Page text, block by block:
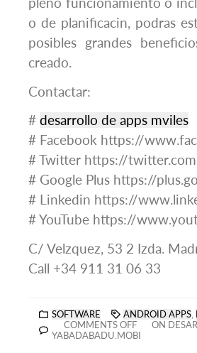
o de planificacin, podras
posibles grandes
creado.
Contactar:
# desarrollo de apps mviles
# Facebook https://
# Twitter https://
# Google Plus https://
# Linkedin https://
# YouTube https://
C/ Velzquez, 53 2 Izda.
Call +34 911 31 06 33
SOFTWARE ANDROID APPS,
COMMENTS OFF
ON
YABADABADU.MOBI